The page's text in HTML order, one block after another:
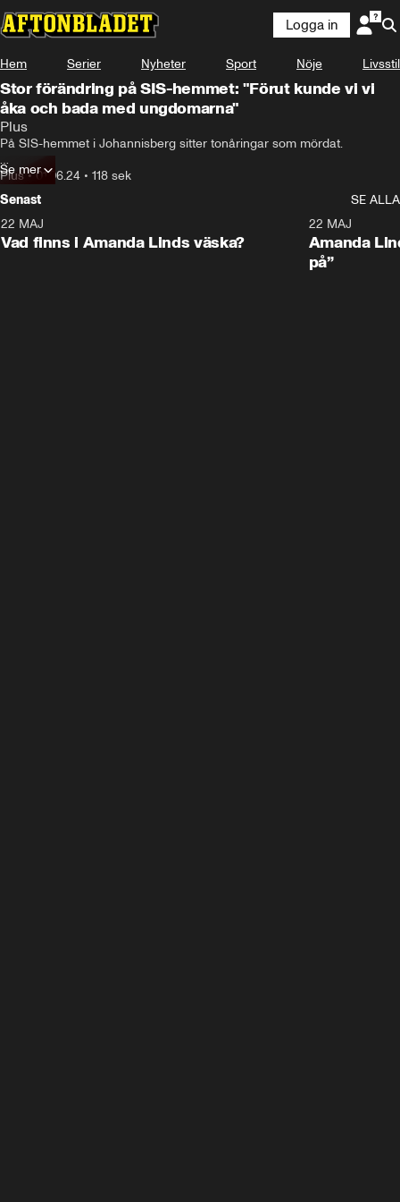
Logga in
Hem Serier Nyheter Sport Nöje Livsstil
Stor förändring på SIS-hemmet: "Förut kunde vi vi
åka och bada med ungdomarna"
Plus
På SIS-hemmet i Johannisberg sitter tonåringar som mördat.
Aftonbladets Alexander Bönke har varit bakom gallret och pratat med
de som ska hjälpa ungdomarna att klara av skolan och tillslut göra
dem redo att återgå till samhället.
Plus•01.06.24 • 118 sek
Se mer
Senast
SE ALLA
Plus
22 MAJ
Vad finns i Amanda Linds väska?
Plus
22 MAJ
Amanda
på”